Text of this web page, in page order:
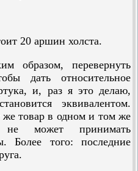
20 аршин холста.
образом, перевернуть
дать относительное
и, раз я это делаю,
эквивалентом.
же товар в одном и том же
не может принимать
Более того: последние